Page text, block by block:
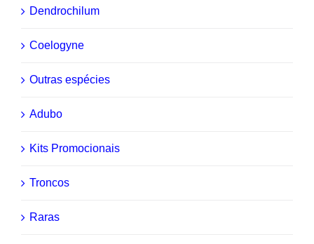
Dendrochilum
Coelogyne
Outras espécies
Adubo
Kits Promocionais
Troncos
Raras